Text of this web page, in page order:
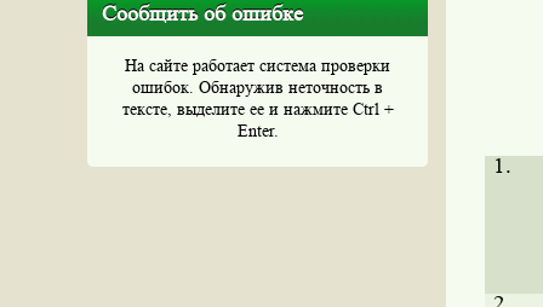
Сообщить об ошибке
На сайте работает система проверки
ошибок. Обнаружив неточность в
тексте, выделите ее и нажмите Ctrl +
Enter.
1.